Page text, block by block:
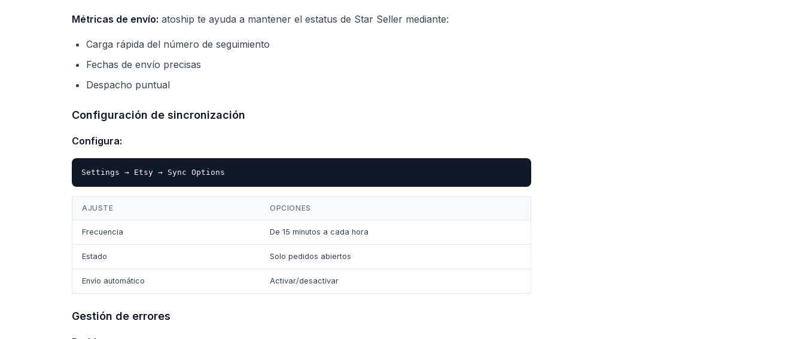
Métricas de envío: atoship te ayuda a mantener el estatus de Star Seller mediante:
Carga rápida del número de seguimiento
Fechas de envío precisas
Despacho puntual
Configuración de sincronización
Configura:
AJUSTE OPCIONES
Frecuencia De 15 minutos a cada hora
Estado Solo pedidos abiertos
Envío automático Activar/desactivar
Gestión de errores